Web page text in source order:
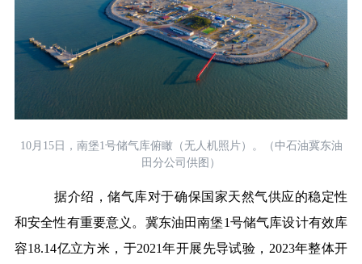
10月15日，南堡1号储气库俯瞰（无人机照片）。（中石油冀东油
田分公司供图）
据介绍，储气库对于确保国家天然气供应的稳定性
和安全性有重要意义。冀东油田南堡1号储气库设计有效库
容18.14亿立方米，于2021年开展先导试验，2023年整体开